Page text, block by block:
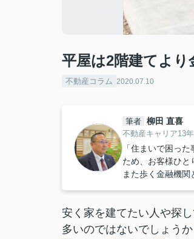
平屋は2階建てより
不動産コラム 2020.07.10
筆者 柳田 直喜
不動産キャリア13年
「住まいで困っ
ため、お客様ひと
また歩く金融機関
安く家を建てたい人や探
多いのではないでしょうか